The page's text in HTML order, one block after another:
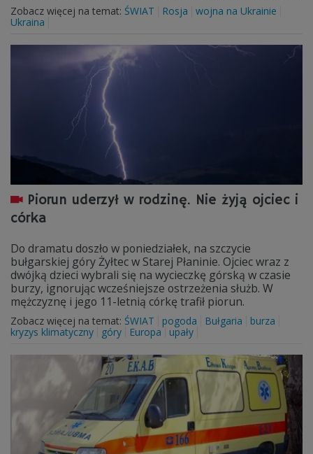
Zobacz więcej na temat: ŚWIAT Rosja
wojna na Ukrainie
Ukraina
Piorun uderzył w rodzinę. Nie żyją ojciec i
córka
Do dramatu doszło w poniedziałek, na szczycie
bułgarskiej góry Żyłtec w Starej Płaninie. Ojciec wraz z
dwójką dzieci wybrali się na wycieczkę górską w czasie
burzy, ignorując wcześniejsze ostrzeżenia służb. W
mężczyznę i jego 11-letnią córkę trafił piorun.
Zobacz więcej na temat: ŚWIAT pogoda Bułgaria
burza
kryzys klimatyczny
góry Europa upały